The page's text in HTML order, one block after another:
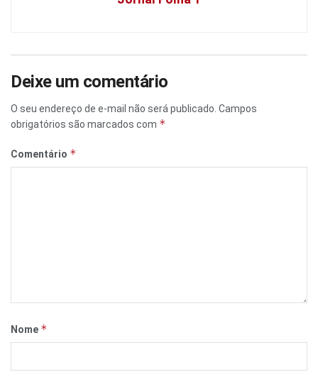
Deixe um comentário
O seu endereço de e-mail não será publicado. Campos
obrigatórios são marcados com *
Comentário *
Nome *